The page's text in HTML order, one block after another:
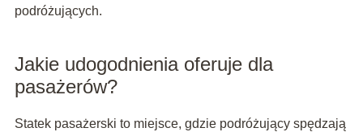
podróżujących.
Jakie udogodnienia oferuje dla
pasażerów?
Statek pasażerski to miejsce, gdzie podróżujący spędzają